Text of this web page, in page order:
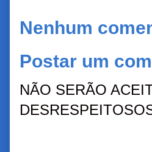
Nenhum
Postar um
NÃO SERÃO